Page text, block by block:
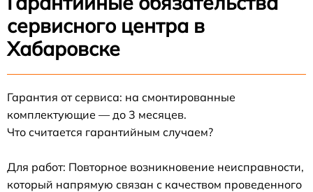
сервисного центра в
Хабаровске
Гарантия от сервиса: на смонтированные
комплектующие — до 3 месяцев.
Что считается гарантийным случаем?
Для работ: Повторное возникновение неисправности,
который напрямую связан с качеством проведенного